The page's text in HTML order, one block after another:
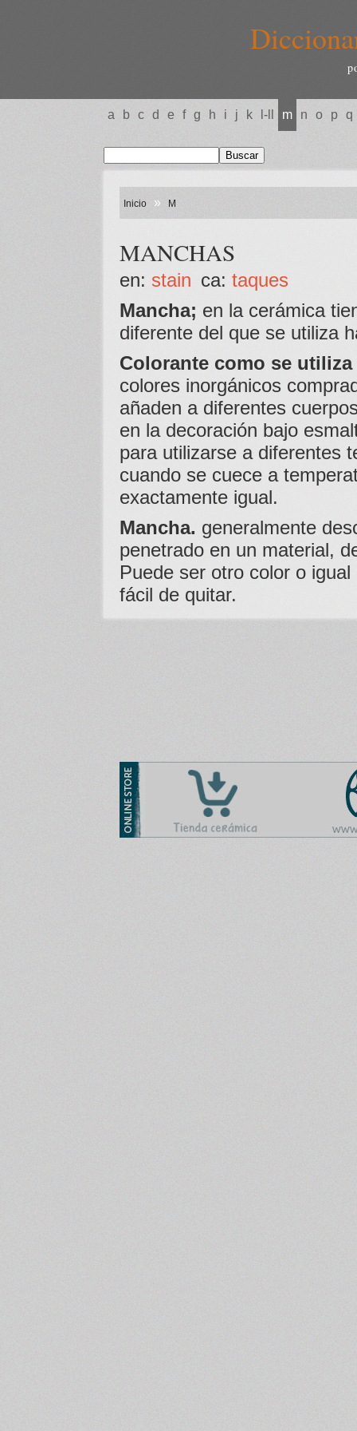
a b c d e f g h i j k l-ll m n o p q
Inicio » M
MANCHAS
en: stain ca: taques
Mancha; en la cerámica
diferente del que se utiliza
Colorante como se utiliza
colores inorgánicos
añaden a diferentes
en la decoración bajo
para utilizarse a diferentes
cuando se cuece a
exactamente igual.
Mancha. generalmente
penetrado en un material,
Puede ser otro color o
fácil de quitar.